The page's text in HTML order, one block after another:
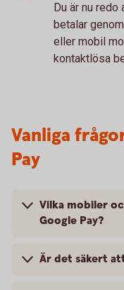
Du är nu redo
betalar
eller mobil
kontaktlösa
Vanliga
Pay
Vilka mobiler
Google Pay?
Är det säkert